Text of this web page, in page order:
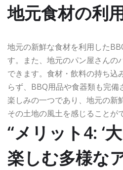
地元食材の利
地元の新鮮な食材を利用した
す。また、地元のパン屋さんの
できます。食材・飲料の持ち込
らず、BBQ用品や食器類も完
楽しみの一つであり、地元の新
その土地の風土を感じることが
“メリット4: ‘
楽しむ多様な